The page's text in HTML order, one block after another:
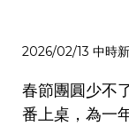
2026/02/13 中時
春節團圓少不
番上桌，為一